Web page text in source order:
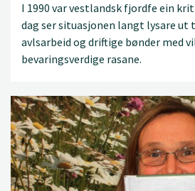
I 1990 var vestlandsk fjordfe ein
dag ser situasjonen langt lysare ut
avlsarbeid og driftige bønder med
bevaringsverdige rasane.